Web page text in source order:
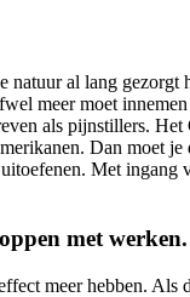
al lang
meer moet
als pijnstillers.
Dan moet
Met
met werken.
meer hebben.